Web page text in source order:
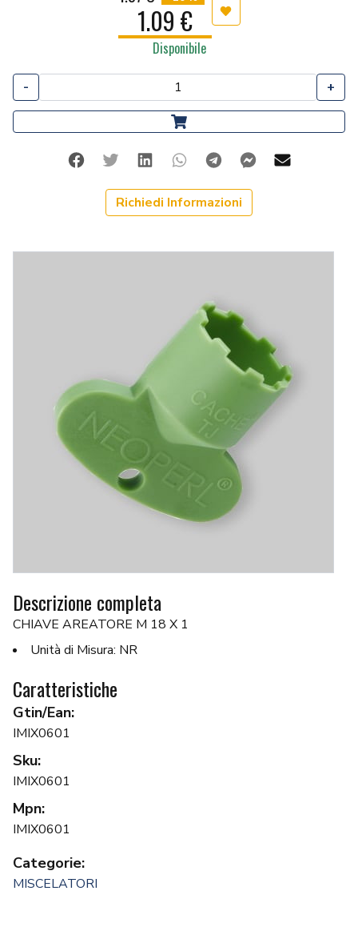
1.09 € Aggiungi ai preferiti
Disponibile
- +
FacebookTwitterLinkedinWhatsappTelegramFacebook
Richiedi Informazioni
Descrizione completa
CHIAVE AREATORE M 18 X 1
Unità di Misura: NR
Caratteristiche
Gtin/Ean:
IMIX0601
Sku:
IMIX0601
Mpn:
IMIX0601
Categorie:
MISCELATORI